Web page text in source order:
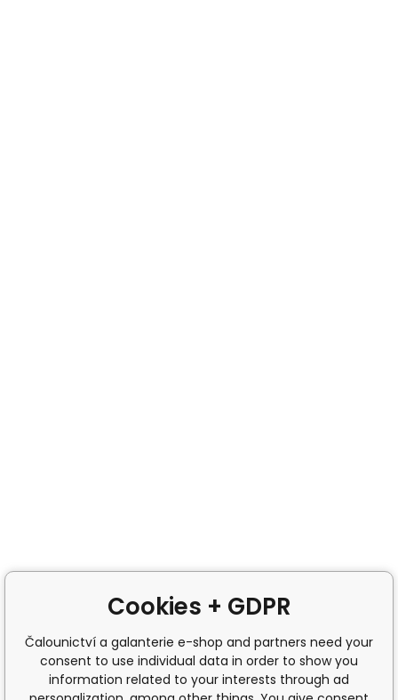
Cookies + GDPR
Čalounictví a galanterie e-shop and partners need your
consent to use individual data in order to show you
information related to your interests through ad